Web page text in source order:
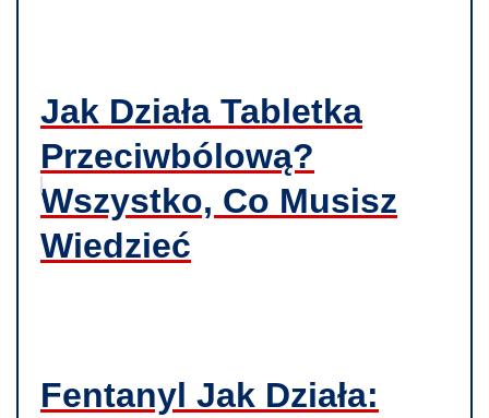
Jak Działa Tabletka
Przeciwbólową?
Wszystko, Co Musisz
Wiedzieć
Fentanyl Jak Działa: